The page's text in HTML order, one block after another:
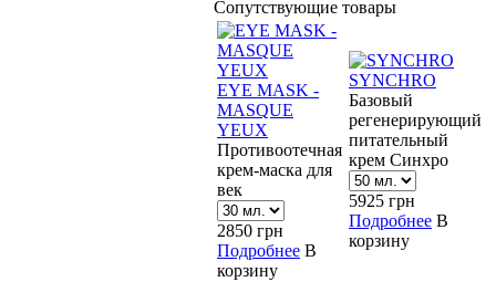
Сопутствующие товары
EYE MASK -
MASQUE
YEUX
Противоотечная
крем-маска для
век
2850 грн
Подробнее В
корзину
SYNCHRO
Базовый
регенерирующий
питательный
крем Синхро
5925 грн
Подробнее В
корзину